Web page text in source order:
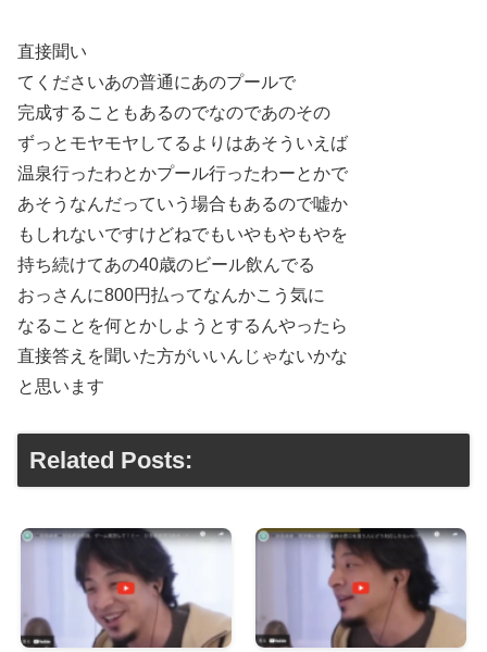
直接聞い
てくださいあの普通にあのプールで
完成することもあるのでなのであのその
ずっとモヤモヤしてるよりはあそういえば
温泉行ったわとかプール行ったわーとかで
あそうなんだっていう場合もあるので嘘か
もしれないですけどねでもいやもやもやを
持ち続けてあの40歳のビール飲んでる
おっさんに800円払ってなんかこう気に
なることを何とかしようとするんやったら
直接答えを聞いた方がいいんじゃないかな
と思います
Related Posts: